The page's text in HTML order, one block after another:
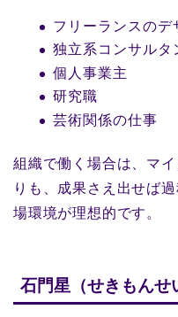
フリーランスのデ
独立系コンサルタ
個人事業主
研究職
芸術関係の仕事
組織で働く場合は、マ
りも、成果さえ出せば
場環境が理想的です。
石門星（せきもんせ